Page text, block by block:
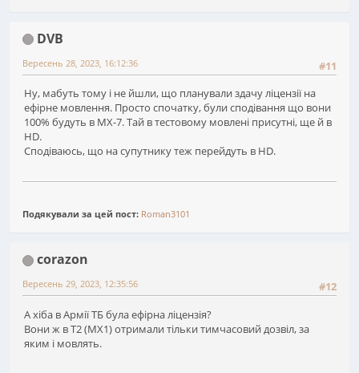
DVB
#11
Вересень 28, 2023, 16:12:36
Ну, мабуть тому і не йшли, що планували здачу ліцензії на
ефірне мовлення. Просто спочатку, були сподівання що вони
100% будуть в МХ-7. Тай в тестовому мовлені присутні, ще й в
HD.
Сподіваюсь, що на супутнику теж перейдуть в HD.
Подякували за цей пост: Roman3101
corazon
#12
Вересень 29, 2023, 12:35:56
А хіба в Армії ТБ була ефірна ліцензія?
Вони ж в T2 (MX1) отримали тільки тимчасовий дозвіл, за
яким і мовлять.